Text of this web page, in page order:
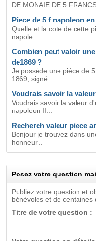
DE MONAIE DE 5
Piece de 5 f napoleon
Quelle et la cote de cette
napole...
Combien peut valoir
de1869 ?
Je posséde une piéce de
1869, signé...
Voudrais savoir la
Voudrais savoir la valeur
napoleon II...
Recherch valeur piece
Bonjour je trouvez dans
honneur...
Posez votre question
Publiez votre question et
bénévoles et de centaines
Titre de votre question :